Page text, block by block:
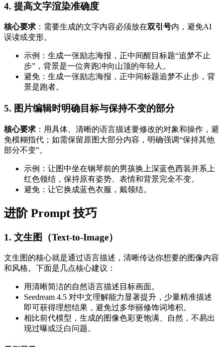
4. 提高文字渲染准确度
核心要求：需要生成的文字内容必须放在双引号内，避免AI
误读或变形。
示例：生成一张励志海报，正中间醒目标题“追梦不止
步”，背景是一位奔跑冲向山顶的年轻人。
避免：生成一张励志海报，正中间标题追梦不止步，背
景是跑者。
5. 图片编辑时明确目标与保持不变的部分
核心要求 ：用具体、清晰的语言描述要修改的对象和操作，避
免模糊指代；如需保留原图大部分内容，明确强调“保持其他
部分不变”。
示例：让图中坐在钢琴前的男孩换上深蓝色西装并系上
红色领结，保持原有姿势、表情和背景完全不变。
避免：让它换成蓝色衣服，戴领结。
进阶 Prompt 技巧
1. 文生图（Text-to-Image）
文生图的核心就是通过语言描述，清晰传达你想要的图像内容
和风格。下面是几点核心建议：
用清晰简洁的自然语言描述目标画面。
Seedream 4.5 对中文理解能力显著提升，少量精准描述
即可获得理想结果，避免过多华丽修饰词堆积。
相比前代模型，生成的图像色彩更饱满、自然，不易出
现过曝或泛白问题。